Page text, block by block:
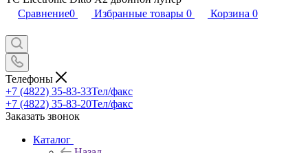
Сравнение0 Избранные товары 0 Корзина 0
Телефоны
+7 (4822) 35-83-33Тел/факс
+7 (4822) 35-83-20Тел/факс
Заказать звонок
Каталог